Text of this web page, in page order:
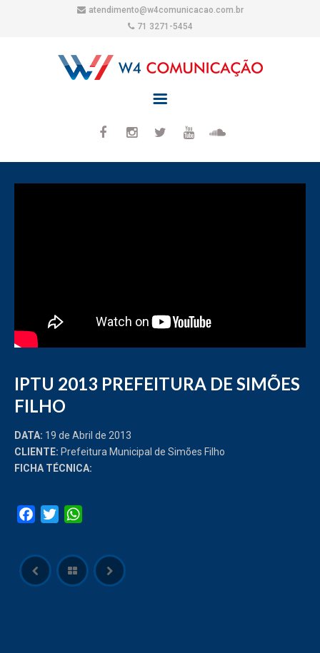
atendimento@w4comunicacao.com.br
71 3271-5454
IPTU 2013 PREFEITURA DE SIMÕES
FILHO
DATA: 19 de Abril de 2013
CLIENTE: Prefeitura Municipal de Simões Filho
FICHA TÉCNICA:
Facebook
Twitter